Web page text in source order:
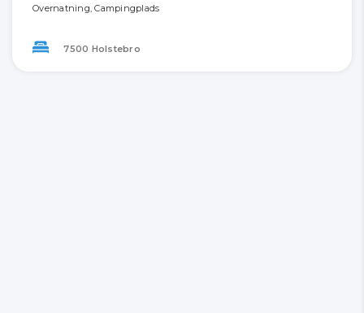
Overnatning, Campingplads
7500 Holstebro